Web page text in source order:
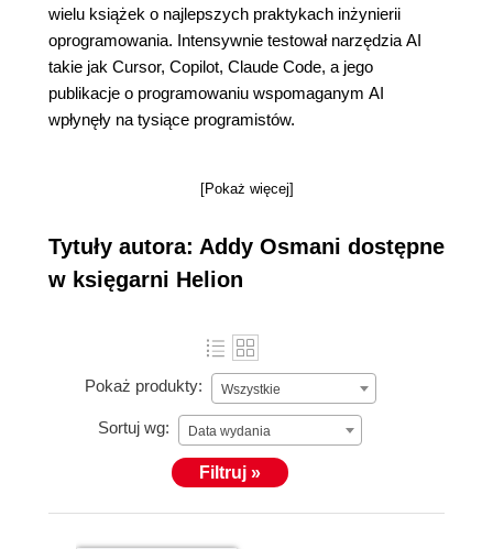
wielu książek o najlepszych praktykach inżynierii
oprogramowania. Intensywnie testował narzędzia AI
takie jak Cursor, Copilot, Claude Code, a jego
publikacje o programowaniu wspomaganym AI
wpłynęły na tysiące programistów.
[Pokaż więcej]
Tytuły autora: Addy Osmani dostępne
w księgarni Helion
Pokaż produkty: Wszystkie
Sortuj wg: Data wydania
Filtruj »